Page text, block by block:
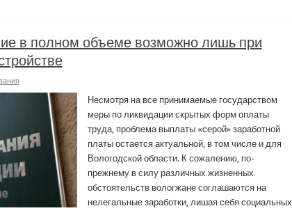
в полном объеме возможно лишь при
Несмотря на все принимаемые государством
меры по ликвидации скрытых форм оплаты
труда, проблема выплаты «серой» заработной
платы остается актуальной, в том числе и для
Вологодской области. К сожалению, по-
прежнему в силу различных жизненных
обстоятельств вологжане соглашаются на
нелегальные заработки, лишая себя социальных